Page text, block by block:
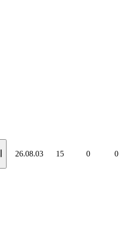
26.08.03 15 0 0